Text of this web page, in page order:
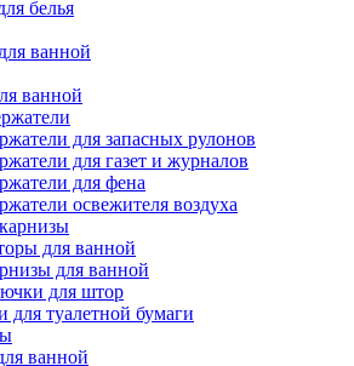
белья
ванной
ванной
для запасных рулонов
для газет и журналов
для фена
освежителя воздуха
для ванной
для ванной
для штор
для туалетной бумаги
ванной